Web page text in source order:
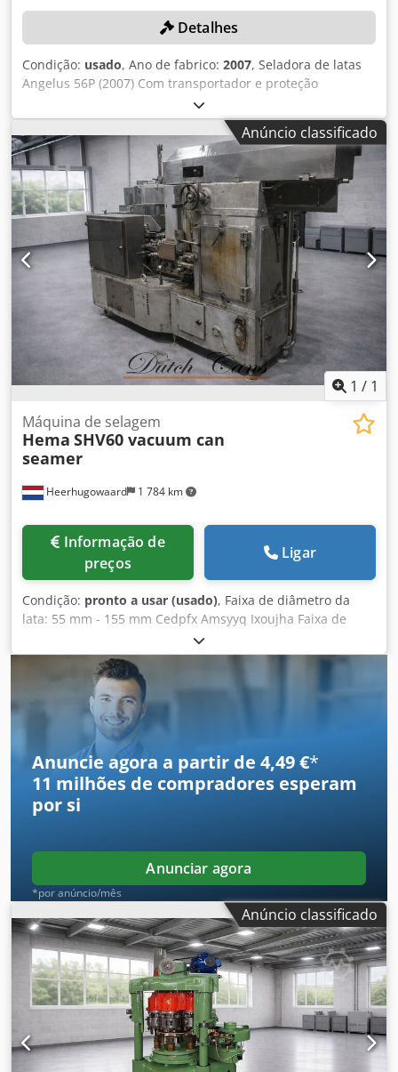
Detalhes
Condição: usado, Ano de fabrico: 2007, Seladora de latas
Angelus 56P (2007) Com transportador e proteção
associados Atenção: os itens deste lote 30466-371 são
oferecidos simultaneamente no lote combinado 30466-348
como uma linha completa. As partes individuais da linha
completa 30466-348 são oferecidas como lotes individuais,
de 30466-349 a 30466-374. Os licitantes podem apresentar
propostas para a linha completa e/ou para os lotes
individuais. As vendas são condicionais e estão sujeitas à
aprovação do vendedor. Codpezl Ufvefx Amujha É provável
que o vendedor aprove a proposta agregada mais alta
para a linha, seja como um único lote ou como lotes
individuais. Os licitantes vencedores serão notificados no
prazo de 2 dias úteis.
Anúncio classificado
1 / 1
Heerhugowaard 1 784 km
Máquina de selagem
Hema SHV60 vacuum can
seamer
preços
Ligar
Condição: pronto a usar (usado), Faixa de diâmetro da
lata: 55 mm - 155 mm Cedpfx Amsyyq Ixoujha Faixa de
altura da lata: até 150 mm Capacidade: até 60 latas por
minuto
Anuncie agora a partir de 4,49 €*
11 milhões de compradores esperam
por si
Anunciar agora
*por anúncio/mês
Anúncio classificado